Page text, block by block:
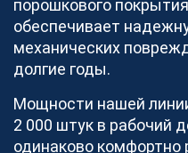
Наша команда
О платформе
Контакты
Реализованные
Станки
порошкового
обеспечивает
механических
долгие годы.
Мощности нашей
2 000 штук в рабочий
одинаково комфортно